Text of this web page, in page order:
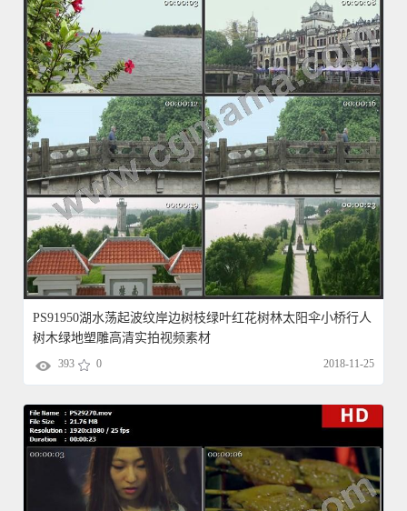
PS91950湖水荡起波纹岸边树枝绿叶红花树林太阳伞小桥行人
树木绿地塑雕高清实拍视频素材
393 0 2018-11-25